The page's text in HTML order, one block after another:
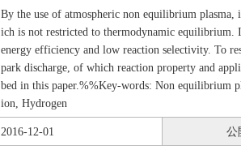
By the use of atmospheric non equilibrium plasma,
ich is not restricted to thermodynamic
energy efficiency and low reaction selectivity. To
park discharge, of which reaction property and
bed in this paper.%%Key-words: Non equilibrium
ion, Hydrogen
2016-12-01 公